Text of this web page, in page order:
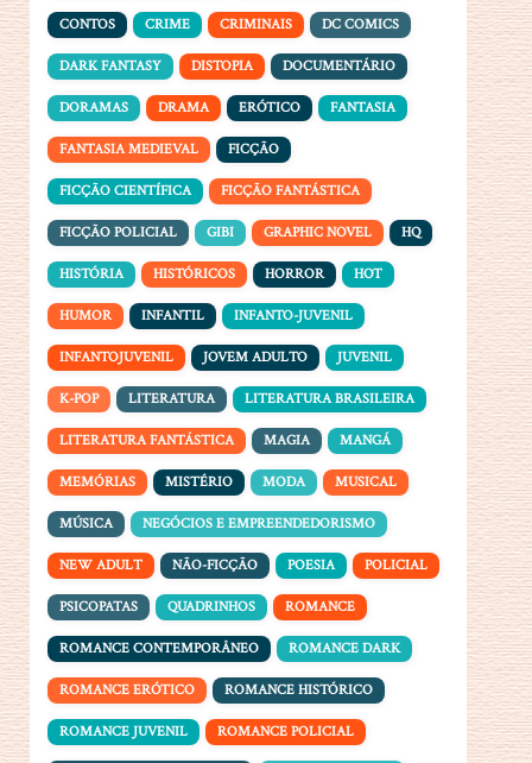
CONTOS CRIME CRIMINAIS DC COMICS
DARK FANTASY DISTOPIA DOCUMENTÁRIO
DORAMAS DRAMA ERÓTICO FANTASIA
FANTASIA MEDIEVAL FICÇÃO
FICÇÃO CIENTÍFICA FICÇÃO FANTÁSTICA
FICÇÃO POLICIAL GIBI GRAPHIC NOVEL HQ
HISTÓRIA HISTÓRICOS HORROR HOT
HUMOR INFANTIL INFANTO-JUVENIL
INFANTOJUVENIL JOVEM ADULTO JUVENIL
K-POP LITERATURA LITERATURA BRASILEIRA
LITERATURA FANTÁSTICA MAGIA MANGÁ
MEMÓRIAS MISTÉRIO MODA MUSICAL
MÚSICA NEGÓCIOS E EMPREENDEDORISMO
NEW ADULT NÃO-FICÇÃO POESIA POLICIAL
PSICOPATAS QUADRINHOS ROMANCE
ROMANCE CONTEMPORÂNEO ROMANCE DARK
ROMANCE ERÓTICO ROMANCE HISTÓRICO
ROMANCE JUVENIL ROMANCE POLICIAL